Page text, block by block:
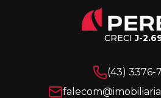
CRECIJ-
(43) 3376-